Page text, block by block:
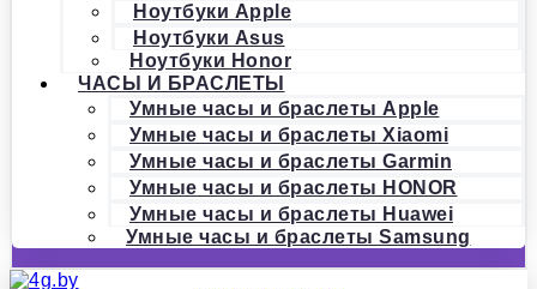
Ноутбуки Apple
Ноутбуки Asus
Ноутбуки Honor
ЧАСЫ И БРАСЛЕТЫ
Умные часы и браслеты Apple
Умные часы и браслеты Xiaomi
Умные часы и браслеты Garmin
Умные часы и браслеты HONOR
Умные часы и браслеты Huawei
Умные часы и браслеты Samsung